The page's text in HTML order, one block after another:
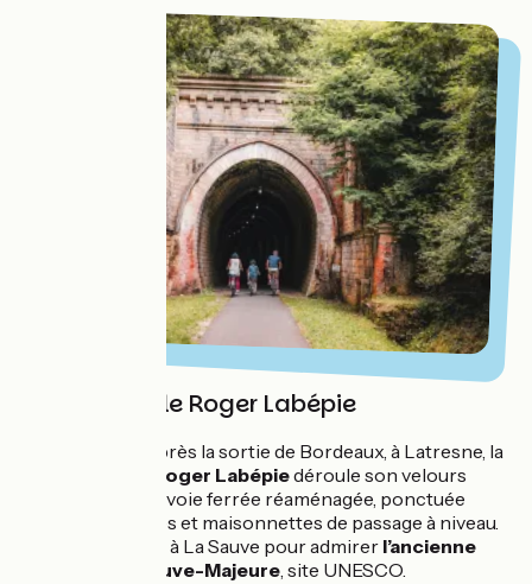
Piste cyclable Roger Labépie
Débutant peu après la sortie de Bordeaux, à Latresne, la
piste cyclable Roger Labépiedéroule son velours
asphalté sur une voie ferrée réaménagée, ponctuée
d'anciennes gares et maisonnettes de passage à niveau.
Détour conseillé à La Sauve pour admirer l’ancienne
abbaye de la Sauve-Majeure, site UNESCO.